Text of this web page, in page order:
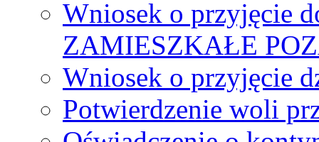
Wniosek o przyjęcie
ZAMIESZKAŁE
Wniosek o przyjęcie
Potwierdzenie woli